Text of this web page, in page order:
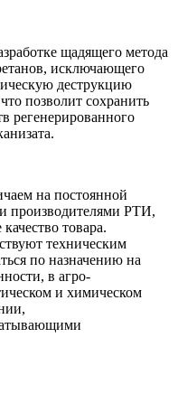
щадящего метода
исключающего
деструкцию
позволит сохранить
регенерированного
на постоянной
производителями РТИ,
товара.
техническим
по назначению на
в агро-
и химическом